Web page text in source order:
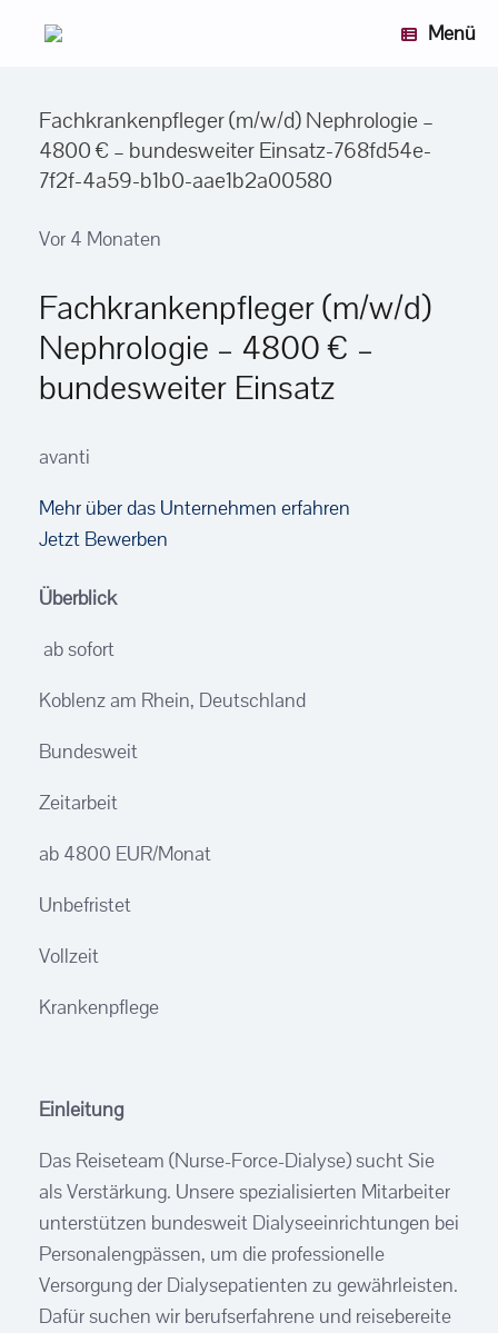
Menü
Fachkrankenpfleger (m/w/d) Nephrologie –
4800 € – bundesweiter Einsatz-768fd54e-
7f2f-4a59-b1b0-aae1b2a00580
Vor 4 Monaten
Fachkrankenpfleger (m/w/d)
Nephrologie – 4800 € –
bundesweiter Einsatz
avanti
Mehr über das Unternehmen erfahren
Jetzt Bewerben
Überblick
ab sofort
Koblenz am Rhein, Deutschland
Bundesweit
Zeitarbeit
ab 4800 EUR/Monat
Unbefristet
Vollzeit
Krankenpflege
Einleitung
Das Reiseteam (Nurse-Force-Dialyse) sucht Sie
als Verstärkung. Unsere spezialisierten Mitarbeiter
unterstützen bundesweit Dialyseeinrichtungen bei
Personalengpässen, um die professionelle
Versorgung der Dialysepatienten zu gewährleisten.
Dafür suchen wir berufserfahrene und reisebereite